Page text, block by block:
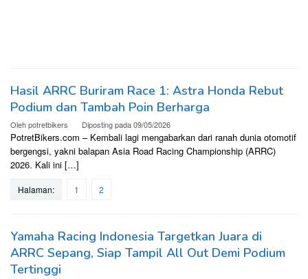
Hasil ARRC Buriram Race 1: Astra Honda Rebut
Podium dan Tambah Poin Berharga
Olehpotretbikers Diposting pada09/05/2026
PotretBikers.com – Kembali lagi mengabarkan dari ranah dunia otomotif
bergengsi, yakni balapan Asia Road Racing Championship (ARRC)
2026. Kali ini […]
Halaman: 1 2
Yamaha Racing Indonesia Targetkan Juara di
ARRC Sepang, Siap Tampil All Out Demi Podium
Tertinggi